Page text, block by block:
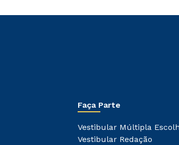
Faça Parte
Vestibular Múltipla
Vestibular Redação